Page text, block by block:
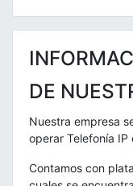
DE
Nuestra empresa
operar Telefonía
Contamos con